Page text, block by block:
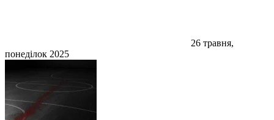
26 травня,
понеділок 2025